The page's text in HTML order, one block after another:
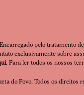
pelo tratamento
exclusivamente sobre
. Para ler todos os nossos
do Povo. Todos os direitos